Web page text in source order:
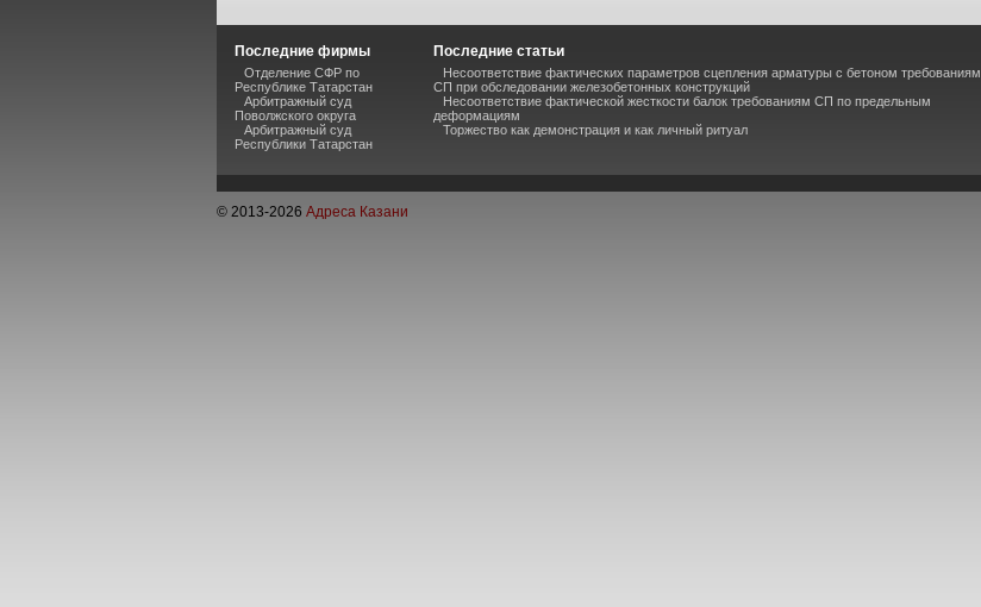
Последние фирмы
Отделение СФР по
Республике Татарстан
Арбитражный суд
Поволжского округа
Арбитражный суд
Республики Татарстан
Последние статьи
Несоответствие фактических параметров сцепления арматуры с бетоном требованиям
СП при обследовании железобетонных конструкций
Несоответствие фактической жесткости балок требованиям СП по предельным
деформациям
Торжество как демонстрация и как личный ритуал
© 2013-2026 Адреса Казани